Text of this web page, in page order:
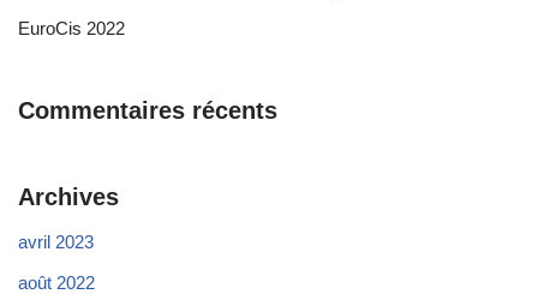
EuroCis 2022
Commentaires récents
Archives
avril 2023
août 2022